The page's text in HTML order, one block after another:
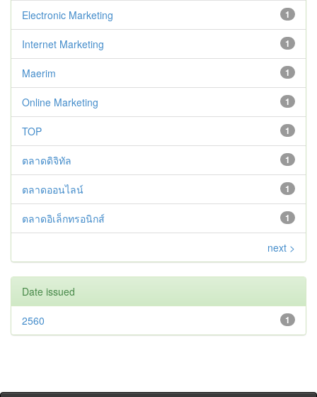
1
Electronic Marketing
1
Internet Marketing
1
Maerim
1
Online Marketing
1
TOP
1
ตลาดดิจิทัล
1
ตลาดออนไลน์
1
ตลาดอิเล็กทรอนิกส์
next >
Date issued
1
2560